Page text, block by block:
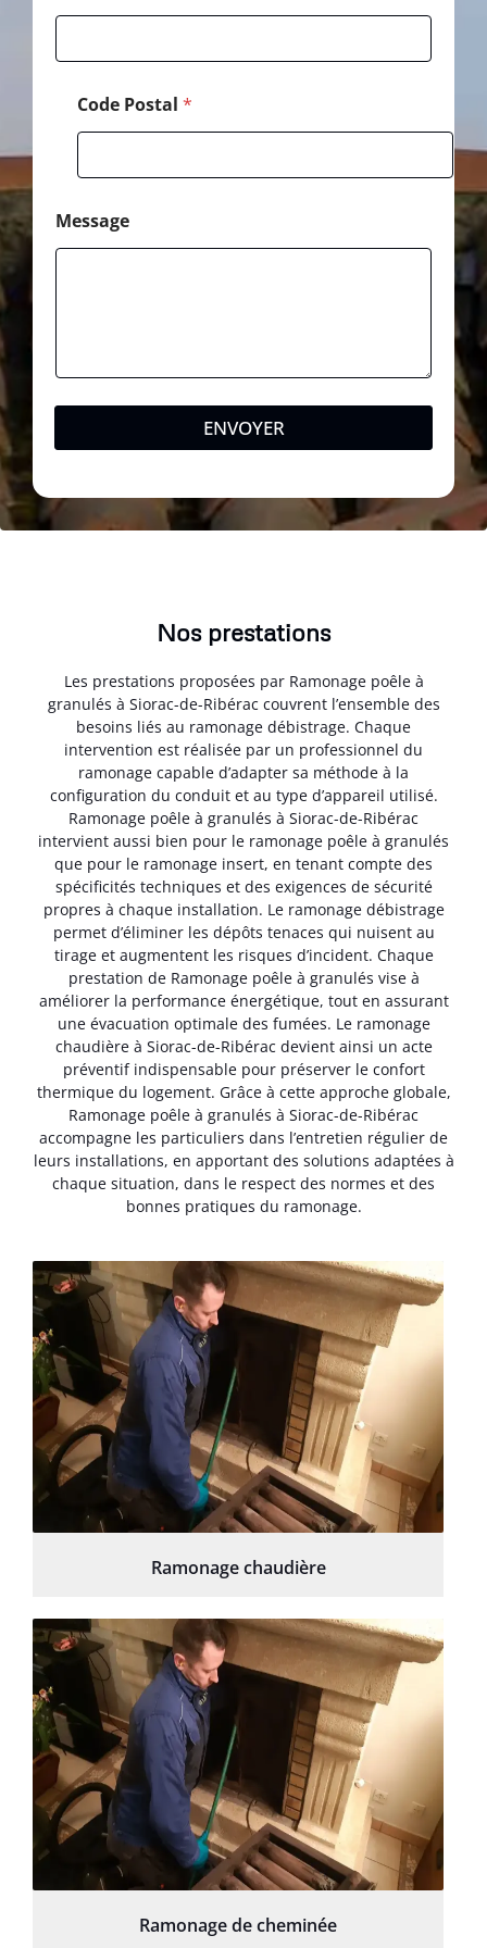
Code Postal *
Message
ENVOYER
Nos prestations
Les prestations proposées par Ramonage poêle à
granulés à Siorac-de-Ribérac couvrent l’ensemble des
besoins liés au ramonage débistrage. Chaque
intervention est réalisée par un professionnel du
ramonage capable d’adapter sa méthode à la
configuration du conduit et au type d’appareil utilisé.
Ramonage poêle à granulés à Siorac-de-Ribérac
intervient aussi bien pour le ramonage poêle à granulés
que pour le ramonage insert, en tenant compte des
spécificités techniques et des exigences de sécurité
propres à chaque installation. Le ramonage débistrage
permet d’éliminer les dépôts tenaces qui nuisent au
tirage et augmentent les risques d’incident. Chaque
prestation de Ramonage poêle à granulés vise à
améliorer la performance énergétique, tout en assurant
une évacuation optimale des fumées. Le ramonage
chaudière à Siorac-de-Ribérac devient ainsi un acte
préventif indispensable pour préserver le confort
thermique du logement. Grâce à cette approche globale,
Ramonage poêle à granulés à Siorac-de-Ribérac
accompagne les particuliers dans l’entretien régulier de
leurs installations, en apportant des solutions adaptées à
chaque situation, dans le respect des normes et des
bonnes pratiques du ramonage.
Ramonage chaudière
Ramonage de cheminée